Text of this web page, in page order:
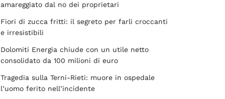
amareggiato dal no dei proprietari
Fiori di zucca fritti: il segreto per farli croccanti
e irresistibili
Dolomiti Energia chiude con un utile netto
consolidato da 100 milioni di euro
Tragedia sulla Terni-Rieti: muore in ospedale
l’uomo ferito nell’incidente